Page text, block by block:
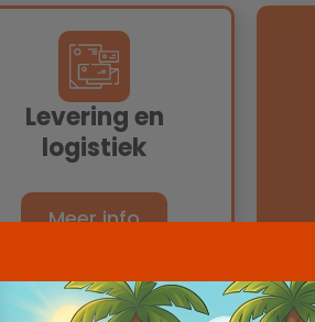
Levering en
logistiek
Meer info